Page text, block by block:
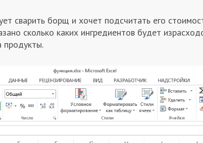
сварить борщ и хочет подсчитать его
сколько каких ингредиентов будет
продукты.